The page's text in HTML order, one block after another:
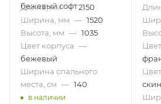
бежевый софт
Длина, мм — 2150
Ширина, мм — 1520
Высота, мм — 1035
Цвет корпуса —
бежевый
Ширина спального
места, см — 140
в наличии
скин